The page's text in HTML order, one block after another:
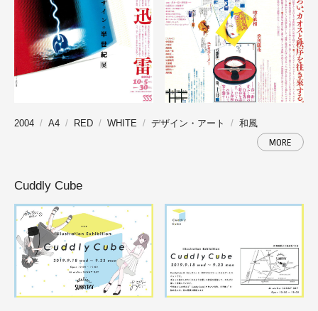
2004 A4 RED WHITE デザイン・アート
和風
MORE
Cuddly Cube